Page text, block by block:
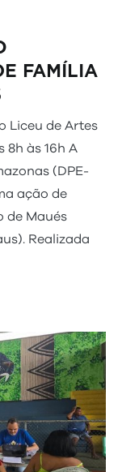
FAMÍLIA
Liceu de Artes
8h às 16h A
(DPE-
ação de
de Maués
Realizada